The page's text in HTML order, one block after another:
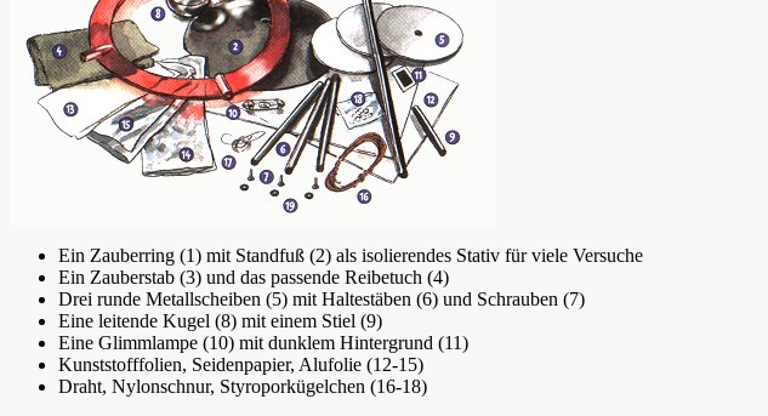
Ein Zauberring (1) mit Standfuß (2) als isolierendes Stativ für viele Versuche
Ein Zauberstab (3) und das passende Reibetuch (4)
Drei runde Metallscheiben (5) mit Haltestäben (6) und Schrauben (7)
Eine leitende Kugel (8) mit einem Stiel (9)
Eine Glimmlampe (10) mit dunklem Hintergrund (11)
Kunststofffolien, Seidenpapier, Alufolie (12-15)
Draht, Nylonschnur, Styroporkügelchen (16-18)